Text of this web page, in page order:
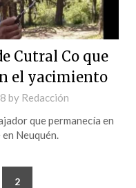
Cutral Co que
el yacimiento
by Redacción
que permanecía en
Neuquén.
2